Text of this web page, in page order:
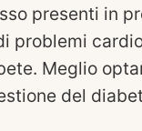
presenti in
problemi
Meglio
del